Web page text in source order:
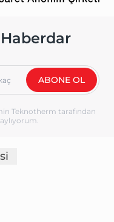
ABONE OL
Teknotherm tarafından